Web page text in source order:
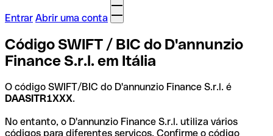
Entrar Abrir uma conta
Código SWIFT / BIC do D'annunzio
Finance S.r.l. em Itália
O código SWIFT/BIC do D'annunzio Finance S.r.l. é
DAASITR1XXX.
No entanto, o D'annunzio Finance S.r.l. utiliza vários
códigos para diferentes serviços. Confirme o código